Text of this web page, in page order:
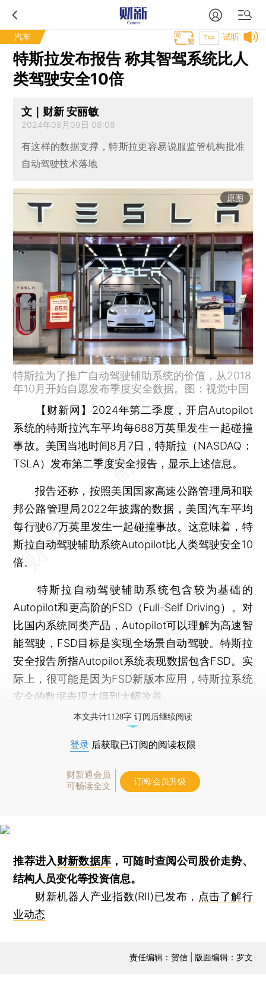
汽车 试听
T中
特斯拉发布报告 称其智驾系统比人
类驾驶安全10倍
文｜财新 安丽敏
2024年08月09日 08:08
有这样的数据支撑，特斯拉更容易说服监管机构批准
自动驾驶技术落地
原图
特斯拉为了推广自动驾驶辅助系统的价值，从2018
年10月开始自愿发布季度安全数据。图：视觉中国
【财新网】 2024年第二季度，开启Autopilot
系统的特斯拉汽车平均每688万英里发生一起碰撞
事故。美国当地时间8月7日，特斯拉（NASDAQ：
TSLA）发布第二季度安全报告，显示上述信息。
报告还称，按照美国国家高速公路管理局和联
邦公路管理局2022年披露的数据，美国汽车平均
每行驶67万英里发生一起碰撞事故。这意味着，特
斯拉自动驾驶辅助系统Autopilot比人类驾驶安全10
倍。
特斯拉自动驾驶辅助系统包含较为基础的
Autopilot和更高阶的FSD（Full-Self Driving）。对
比国内系统同类产品，Autopilot可以理解为高速智
能驾驶，FSD目标是实现全场景自动驾驶。特斯拉
安全报告所指Autopilot系统表现数据包含FSD。实
际上，很可能是因为FSD新版本应用，特斯拉系统
安全的数据表现才得到大幅改善。
本文共计1128字 订阅后继续阅读
登录 后获取已订阅的阅读权限
财新通会员
可畅读全文
订阅/会员升级
推荐进入财新数据库 ，可随时查阅公司股价走势、
结构人员变化等投资信息。
财新机器人产业指数(RII)已发布， 点击了解行
业动态
责任编辑：贺信 | 版面编辑：罗文